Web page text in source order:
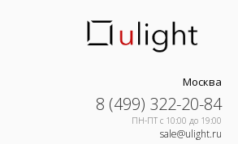
Москва
8 (499) 322-20-84
ПН-ПТ c 10:00 до 19:00
sale@ulight.ru